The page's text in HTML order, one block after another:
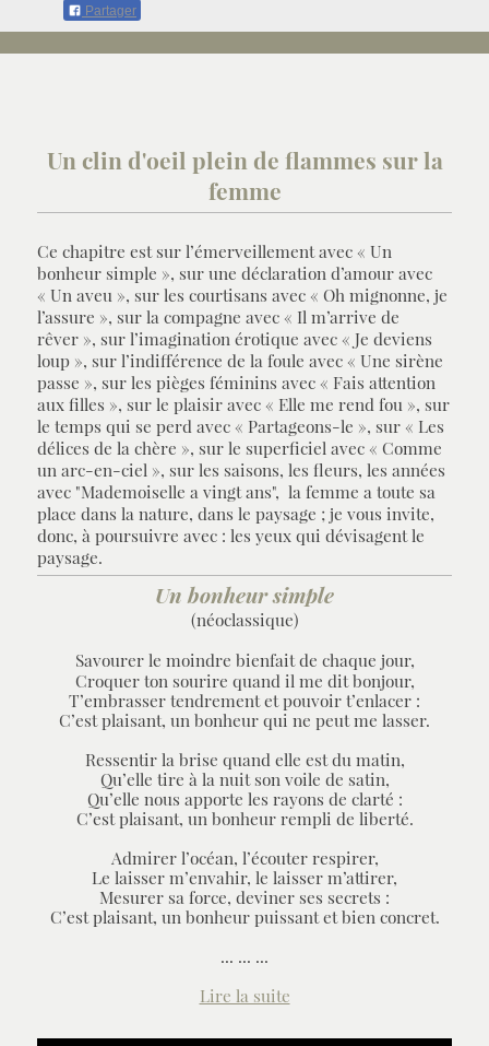
Partager
Un clin d'oeil plein de flammes sur la
femme
Ce chapitre est sur l’émerveillement avec « Un
bonheur simple », sur une déclaration d’amour avec
« Un aveu », sur les courtisans avec « Oh mignonne, je
l’assure », sur la compagne avec « Il m’arrive de
rêver », sur l’imagination érotique avec « Je deviens
loup », sur l’indifférence de la foule avec « Une sirène
passe », sur les pièges féminins avec « Fais attention
aux filles », sur le plaisir avec « Elle me rend fou », sur
le temps qui se perd avec « Partageons-le », sur « Les
délices de la chère », sur le superficiel avec « Comme
un arc-en-ciel », sur les saisons, les fleurs, les années
avec "Mademoiselle a vingt ans", la femme a toute sa
place dans la nature, dans le paysage ; je vous invite,
donc, à poursuivre avec : les yeux qui dévisagent le
paysage.
Un bonheur simple
(néoclassique)
Savourer le moindre bienfait de chaque jour,
Croquer ton sourire quand il me dit bonjour,
T’embrasser tendrement et pouvoir t’enlacer :
C’est plaisant, un bonheur qui ne peut me lasser.
Ressentir la brise quand elle est du matin,
Qu’elle tire à la nuit son voile de satin,
Qu’elle nous apporte les rayons de clarté :
C’est plaisant, un bonheur rempli de liberté.
Admirer l’océan, l’écouter respirer,
Le laisser m’envahir, le laisser m’attirer,
Mesurer sa force, deviner ses secrets :
C’est plaisant, un bonheur puissant et bien concret.
... ... ...
Lire la suite